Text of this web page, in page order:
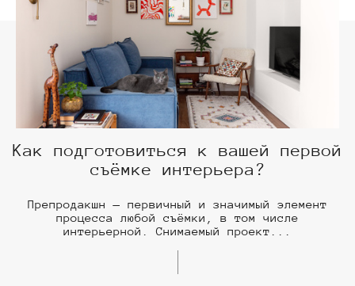
Как подготовиться к вашей первой
съёмке интерьера?
Препродакшн — первичный и значимый элемент
процесса любой съёмки, в том числе
интерьерной. Снимаемый проект...